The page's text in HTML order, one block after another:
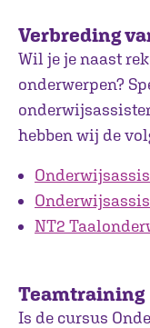
Verbreding
Wil je je naast
onderwerpen?
hebben wij de
NT2
Teamtraining
Is de cursus